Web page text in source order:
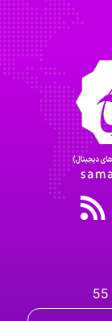
ayda habibnejad
Nazaninkarkon
Omid